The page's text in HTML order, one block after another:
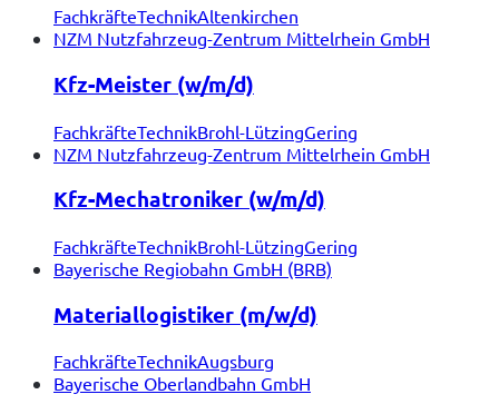
FachkräfteTechnikAltenkirchen
NZM Nutzfahrzeug-Zentrum Mittelrhein GmbH
Kfz-Meister (w/m/d)
FachkräfteTechnikBrohl-LützingGering
NZM Nutzfahrzeug-Zentrum Mittelrhein GmbH
Kfz-Mechatroniker (w/m/d)
FachkräfteTechnikBrohl-LützingGering
Bayerische Regiobahn GmbH (BRB)
Materiallogistiker (m/w/d)
FachkräfteTechnikAugsburg
Bayerische Oberlandbahn GmbH